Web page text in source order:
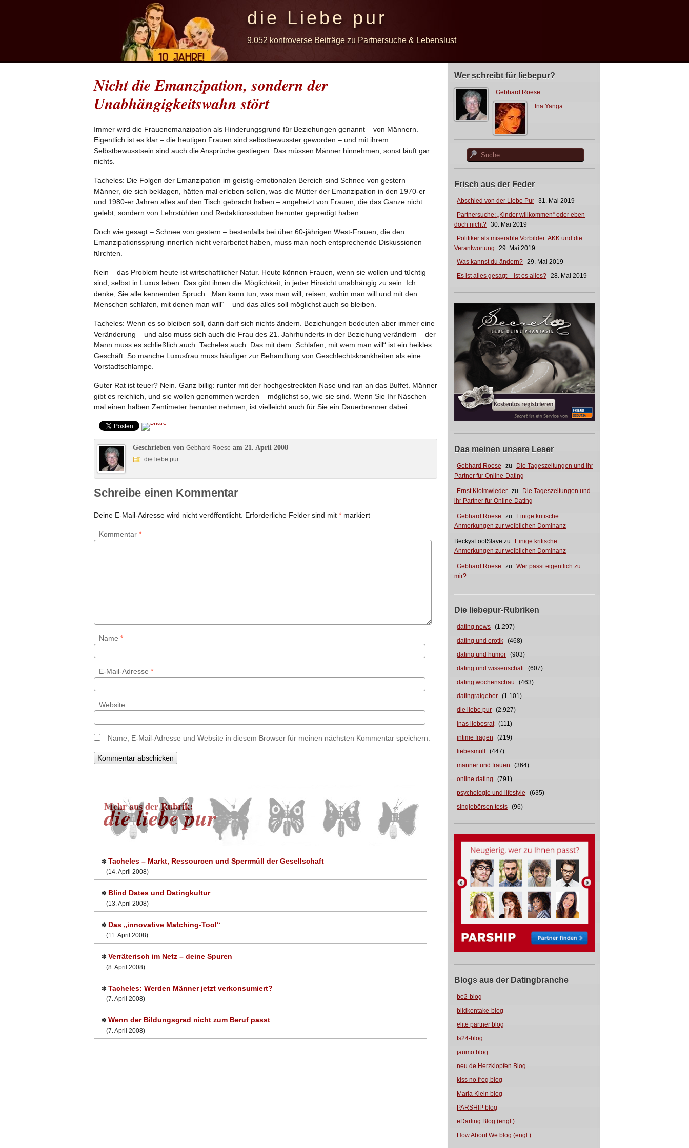
die Liebe pur
9.052 kontroverse Beiträge zu Partnersuche & Lebenslust
Wer schreibt für liebepur?
Gebhard Roese
Ina Yanga
Frisch aus der Feder
Abschied von der Liebe Pur 31. Mai 2019
Partnersuche: „Kinder willkommen“ oder eben
doch nicht? 30. Mai 2019
Politiker als miserable Vorbilder: AKK und die
Verantwortung
29. Mai 2019
Was kannst du ändern? 29. Mai 2019
Es ist alles gesagt – ist es alles? 28. Mai 2019
Das meinen unsere Leser
Gebhard Roese zu
Die Tageszeitungen und ihr
Partner für Online-Dating
Ernst Kloimwieder zu
Die Tageszeitungen und
ihr Partner für Online-Dating
Gebhard Roese zu
Einige kritische
Anmerkungen zur weiblichen Dominanz
BeckysFootSlave zu
Einige kritische
Anmerkungen zur weiblichen Dominanz
Gebhard Roese zu
Wer passt eigentlich zu
mir?
Die liebepur-Rubriken
dating news (1.297)
dating und erotik (468)
dating und humor (903)
dating und wissenschaft (607)
dating wochenschau
(463)
datingratgeber (1.101)
die liebe pur (2.927)
inas liebesrat (111)
intime fragen
(219)
liebesmüll
(447)
männer und frauen
(364)
online dating
(791)
psychologie und lifestyle
(635)
singlebörsen tests (96)
Blogs aus der Datingbranche
be2-blog
bildkontake-blog
elite partner blog
fs24-blog
jaumo blog
neu.de Herzklopfen Blog
kiss no frog blog
Maria Klein blog
PARSHIP blog
eDarling Blog (engl.)
How About We blog (engl.)
Nicht die Emanzipation, sondern der
Unabhängigkeitswahn stört
Immer wird die Frauenemanzipation als Hinderungsgrund für Beziehungen genannt – von Männern.
Eigentlich ist es klar – die heutigen Frauen sind selbstbewusster geworden – und mit ihrem
Selbstbewusstsein sind auch die Ansprüche gestiegen. Das müssen Männer hinnehmen, sonst läuft gar
nichts.
Tacheles: Die Folgen der Emanzipation im geistig-emotionalen Bereich sind Schnee von gestern –
Männer, die sich beklagen, hätten mal erleben sollen, was die Mütter der Emanzipation in den 1970-er
und 1980-er Jahren alles auf den Tisch gebracht haben – angeheizt von Frauen, die das Ganze nicht
gelebt, sondern von Lehrstühlen und Redaktionsstuben herunter gepredigt haben.
Doch wie gesagt – Schnee von gestern – bestenfalls bei über 60-jährigen West-Frauen, die den
Emanzipationssprung innerlich nicht verarbeitet haben, muss man noch entsprechende Diskussionen
fürchten.
Nein – das Problem heute ist wirtschaftlicher Natur. Heute können Frauen, wenn sie wollen und tüchtig
sind, selbst in Luxus leben. Das gibt ihnen die Möglichkeit, in jeder Hinsicht unabhängig zu sein: Ich
denke, Sie alle kennenden Spruch: „Man kann tun, was man will, reisen, wohin man will und mit den
Menschen schlafen, mit denen man will“ – und das alles soll möglichst auch so bleiben.
Tacheles: Wenn es so bleiben soll, dann darf sich nichts ändern. Beziehungen bedeuten aber immer eine
Veränderung – und also muss sich auch die Frau des 21. Jahrhunderts in der Beziehung verändern – der
Mann muss es schließlich auch. Tacheles auch: Das mit dem „Schlafen, mit wem man will“ ist ein heikles
Geschäft. So manche Luxusfrau muss häufiger zur Behandlung von Geschlechtskrankheiten als eine
Vorstadtschlampe.
Guter Rat ist teuer? Nein. Ganz billig: runter mit der hochgestreckten Nase und ran an das Buffet. Männer
gibt es reichlich, und sie wollen genommen werden – möglichst so, wie sie sind. Wenn Sie Ihr Näschen
mal einen halben Zentimeter herunter nehmen, ist vielleicht auch für Sie ein Dauerbrenner dabei.
Geschrieben von Gebhard Roese am 21. April 2008
die liebe pur
Schreibe einen Kommentar
Deine E-Mail-Adresse wird nicht veröffentlicht. Erforderliche Felder sind mit * markiert
Kommentar *
Name *
E-Mail-Adresse *
Website
Name, E-Mail-Adresse und Website in diesem Browser für meinen nächsten Kommentar speichern.
Mehr aus der Rubrik:
die liebe pur
✽ Tacheles – Markt, Ressourcen und Sperrmüll der Gesellschaft
(14. April 2008)
✽ Blind Dates und Datingkultur
(13. April 2008)
✽ Das „innovative Matching-Tool“
(11. April 2008)
✽ Verräterisch im Netz – deine Spuren
(8. April 2008)
✽ Tacheles: Werden Männer jetzt verkonsumiert?
(7. April 2008)
✽ Wenn der Bildungsgrad nicht zum Beruf passt
(7. April 2008)